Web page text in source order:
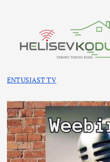
ENTUSIAST TV